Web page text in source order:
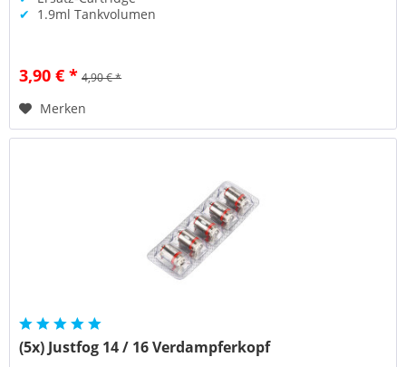
✔ 1.9ml Tankvolumen
3,90 € * 4,90 € *
Merken
(5x) Justfog 14 / 16 Verdampferkopf